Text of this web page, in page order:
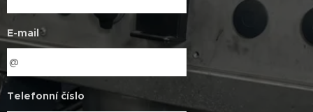
E-mail
Telefonní číslo